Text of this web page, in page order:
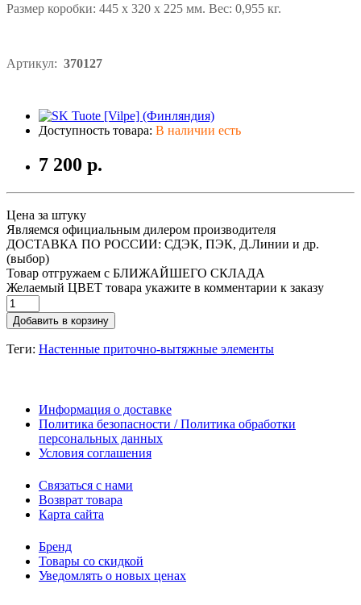
Размер коробки: 445 x 320 x 225 мм. Вес: 0,955 кг.
Артикул: 370127
Доступность товара: В наличии есть
7 200 р.
Цена за штуку
Являемся официальным дилером производителя
ДОСТАВКА ПО РОССИИ: СДЭК, ПЭК, Д.Линии и др.
(выбор)
Товар отгружаем с БЛИЖАЙШЕГО СКЛАДА
Желаемый ЦВЕТ товара укажите в комментарии к заказу
Добавить в корзину
Теги: Настенные приточнo-вытяжные элементы
Информация о доставке
Политика безопасности / Политика обработки
персональных данных
Условия соглашения
Связаться с нами
Возврат товара
Карта сайта
Бренд
Товары со скидкой
Уведомлять о новых ценах